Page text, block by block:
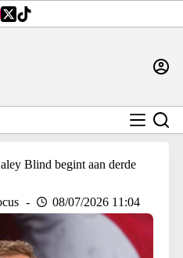
Blind begint aan derde
08/07/2026 11:04